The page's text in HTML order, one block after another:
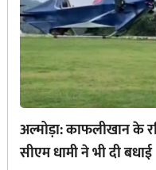
अल्मोड़ा: काफलीखान के
सीएम धामी ने भी दी बधाई